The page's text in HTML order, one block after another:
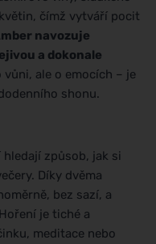
čímž vytváří pocit
navozuje
a dokonale
vůni, ale o emocích – je
shonu.
způsob, jak si
Díky dvěma
bez sazí, a
je tiché a
meditace nebo